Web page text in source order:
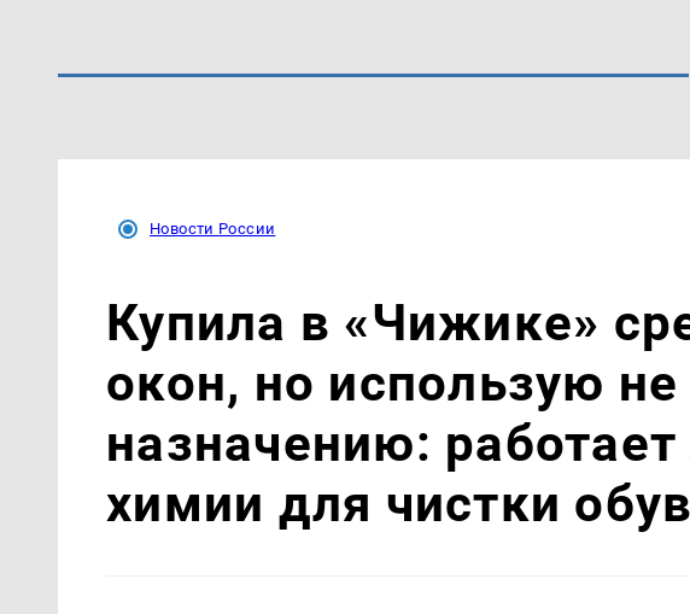
Новости России
Купила в «Чижике»
окон, но использую не
назначению:
химии для чистки